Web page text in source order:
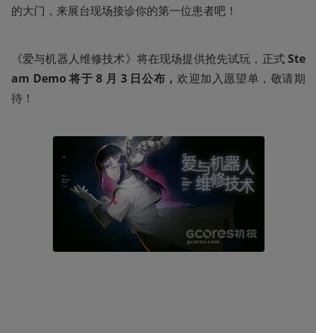
的大门，来展台现场接诊你的第一位患者吧！
《爱与机器人维修技术》将在现场提供抢先试玩，正式 Ste
am Demo 将于 8 月 3 日公布， 欢迎加入愿望单，敬请期
待！